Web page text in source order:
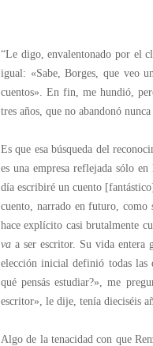
“Le digo, envalentonado por el
igual: «Sabe, Borges, que veo
cuentos». En fin, me hundió,
tres años, que no abandonó
Es que esa búsqueda del
es una empresa reflejada sólo
día escribiré un cuento
cuento, narrado en futuro, como
hace explícito casi brutalmente
va a ser escritor. Su vida entera
elección inicial definió todas las
qué pensás estudiar?», me
escritor», le dije, tenía dieciséis
Algo de la tenacidad con que